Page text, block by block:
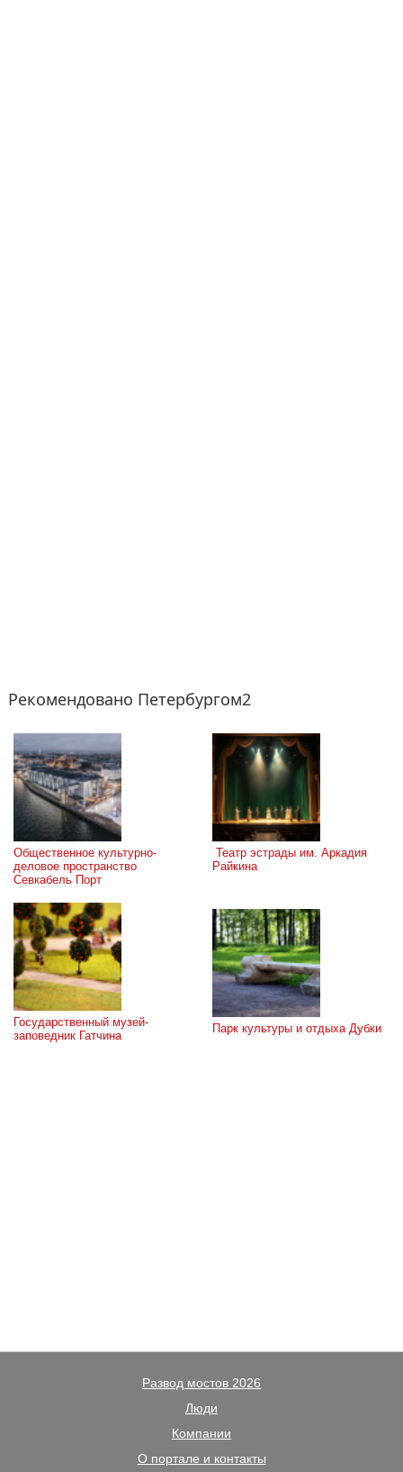
Рекомендовано Петербургом2
Общественное культурно-
деловое пространство
Севкабель Порт
Райкина
Государственный музей-
заповедник Гатчина
Парк культуры и отдыха Дубки
Развод мостов 2026
Люди
Компании
О портале и контакты